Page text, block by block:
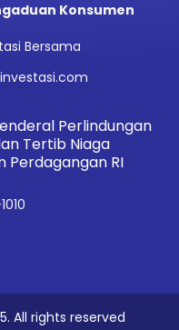
Konsumen
Bersama
Perlindungan
Tertib Niaga
Perdagangan RI
All rights reserved